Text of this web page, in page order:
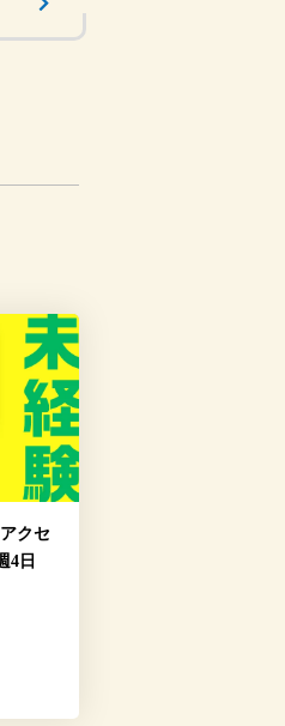
クセ
4日